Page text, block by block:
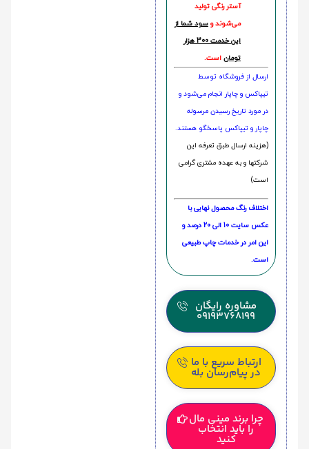
آستر رنگی تولید
می‌شوند و سود شما از
این خدمت 300 هزار
تومان است.
ارسال از فروشگاه توسط
تیپاکس و چاپار انجام می‌شود و
در مورد تاریخ رسیدن مرسوله
چاپار و تیپاکس پاسخگو هستند.
(هزینه ارسال طبق تعرفه این
شرکتها و به عهده مشتری گرامی
است)
اختلاف رنگ محصول نهایی با
عکس سایت 10 الی 20 درصد و
این امر در خدمات چاپ طبیعی
است.
مشاوره رایگان
09193768199
ارتباط سریع با ما
در پیام‌رسان بله
چرا برند مینی مال
را باید انتخاب
کنید